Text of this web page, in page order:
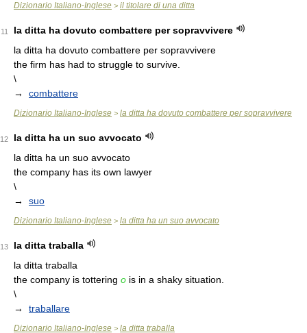
Dizionario Italiano-Inglese > il titolare di una ditta
11
la ditta ha dovuto combattere per sopravvivere
la ditta ha dovuto combattere per sopravvivere
the firm has had to struggle to survive.
\
→ combattere
Dizionario Italiano-Inglese > la ditta ha dovuto combattere per sopravvivere
12
la ditta ha un suo avvocato
la ditta ha un suo avvocato
the company has its own lawyer
\
→ suo
Dizionario Italiano-Inglese > la ditta ha un suo avvocato
13
la ditta traballa
la ditta traballa
the company is tottering o is in a shaky situation.
\
→ traballare
Dizionario Italiano-Inglese > la ditta traballa